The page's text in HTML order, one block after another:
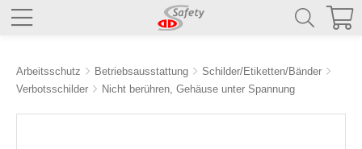
Arbeitsschutz Betriebsausstattung
Schilder/Etiketten/Bänder
Verbotsschilder
Nicht berühren, Gehäuse unter Spannung